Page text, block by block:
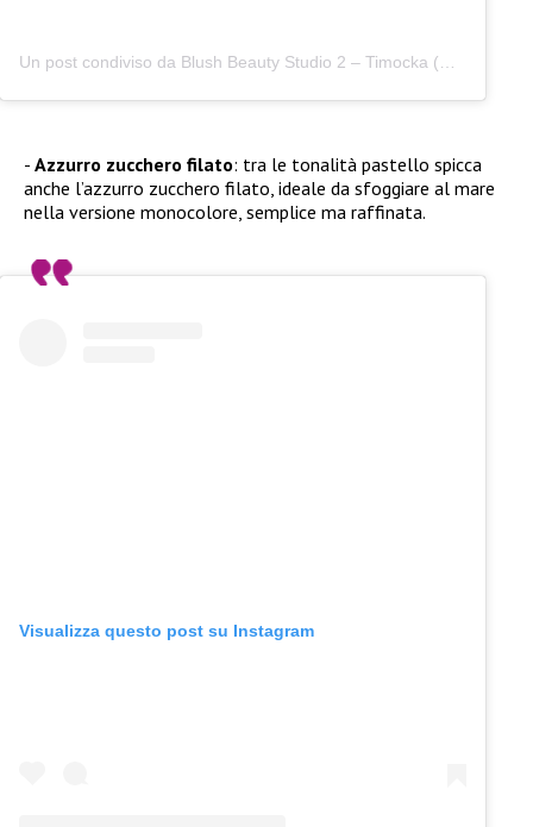
Un post condiviso da Blush Beauty Studio 2 – Timocka (@blush_studioo2)
Azzurro zucchero filato: tra le tonalità pastello spicca
anche l’azzurro zucchero filato, ideale da sfoggiare al mare
nella versione monocolore, semplice ma raffinata.
Visualizza questo post su Instagram